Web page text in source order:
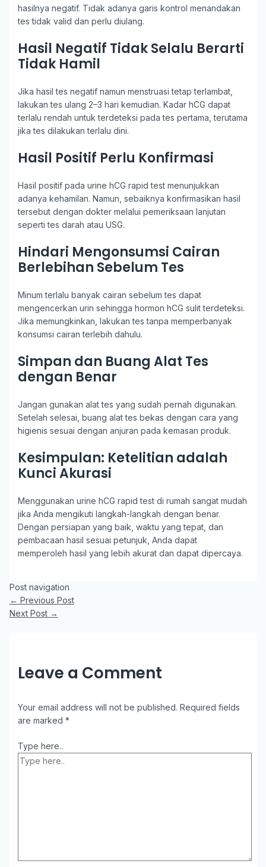
hasilnya negatif. Tidak adanya garis kontrol menandakan
tes tidak valid dan perlu diulang.
Hasil Negatif Tidak Selalu Berarti
Tidak Hamil
Jika hasil tes negatif namun menstruasi tetap terlambat,
lakukan tes ulang 2–3 hari kemudian. Kadar hCG dapat
terlalu rendah untuk terdeteksi pada tes pertama, terutama
jika tes dilakukan terlalu dini.
Hasil Positif Perlu Konfirmasi
Hasil positif pada urine hCG rapid test menunjukkan
adanya kehamilan. Namun, sebaiknya konfirmasikan hasil
tersebut dengan dokter melalui pemeriksaan lanjutan
seperti tes darah atau USG.
Hindari Mengonsumsi Cairan
Berlebihan Sebelum Tes
Minum terlalu banyak cairan sebelum tes dapat
mengencerkan urin sehingga hormon hCG sulit terdeteksi.
Jika memungkinkan, lakukan tes tanpa memperbanyak
konsumsi cairan terlebih dahulu.
Simpan dan Buang Alat Tes
dengan Benar
Jangan gunakan alat tes yang sudah pernah digunakan.
Setelah selesai, buang alat tes bekas dengan cara yang
higienis sesuai dengan anjuran pada kemasan produk.
Kesimpulan: Ketelitian adalah
Kunci Akurasi
Menggunakan urine hCG rapid test di rumah sangat mudah
jika Anda mengikuti langkah-langkah dengan benar.
Dengan persiapan yang baik, waktu yang tepat, dan
pembacaan hasil sesuai petunjuk, Anda dapat
memperoleh hasil yang lebih akurat dan dapat dipercaya.
Post navigation
← Previous Post
Next Post →
Leave a Comment
Your email address will not be published. Required fields
are marked *
Type here..